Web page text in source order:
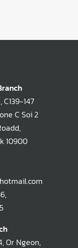
C139-147
C Soi 2
10900
,
Or Ngeon,